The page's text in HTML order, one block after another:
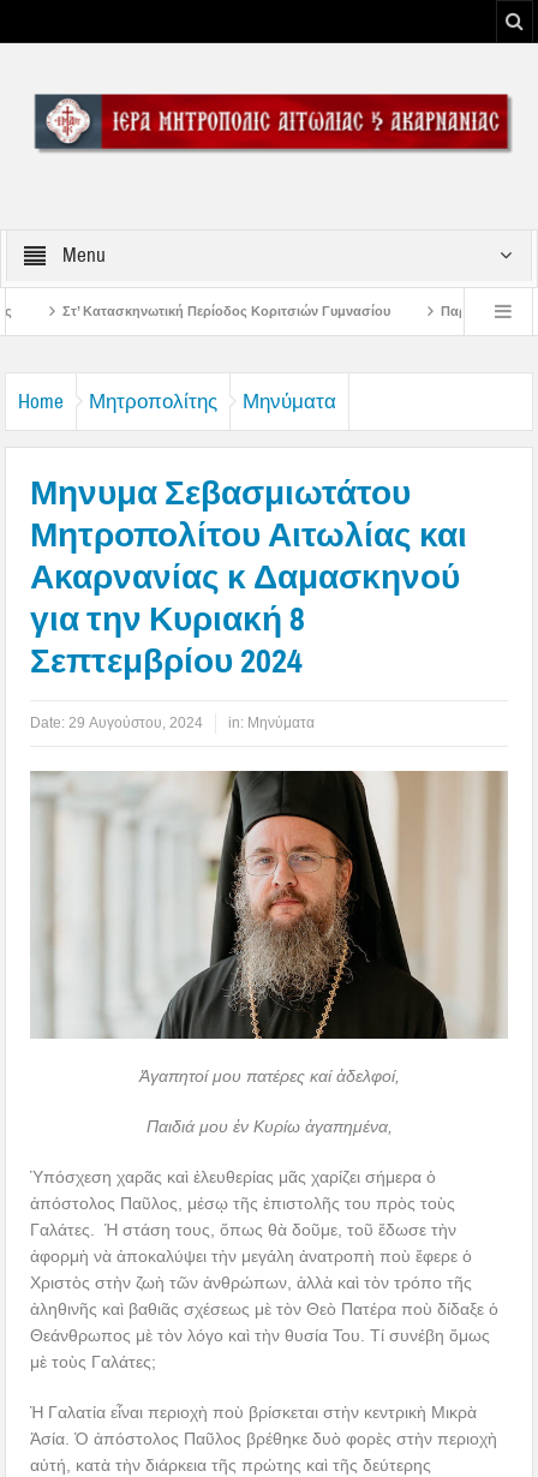
Menu
Περίοδος Κοριτσιών Γυμνασίου Παρακλήσεις πρώτης εβδομάδος
Home Μητροπολίτης Μηνύματα
Μηνυμα Σεβασμιωτάτου
Μητροπολίτου Αιτωλίας και
Ακαρνανίας κ Δαμασκηνού
για την Κυριακή 8
Σεπτεμβρίου 2024
Date: 29 Αυγούστου, 2024 in: Μηνύματα
Ἀγαπητοί μου πατέρες καί ἀδελφοί,
Παιδιά μου ἐν Κυρίω ἀγαπημένα,
Ὑπόσχεση χαρᾶς καὶ ἐλευθερίας μᾶς χαρίζει σήμερα ὁ
ἀπόστολος Παῦλος, μέσῳ τῆς ἐπιστολῆς του πρὸς τοὺς
Γαλάτες. Ἡ στάση τους, ὅπως θὰ δοῦμε, τοῦ ἔδωσε τὴν
ἀφορμὴ νὰ ἀποκαλύψει τὴν μεγάλη ἀνατροπὴ ποὺ ἔφερε ὁ
Χριστὸς στὴν ζωὴ τῶν ἀνθρώπων, ἀλλὰ καὶ τὸν τρόπο τῆς
ἀληθινῆς καὶ βαθιᾶς σχέσεως μὲ τὸν Θεὸ Πατέρα ποὺ δίδαξε ὁ
Θεάνθρωπος μὲ τὸν λόγο καὶ τὴν θυσία Του. Τί συνέβη ὅμως
μὲ τοὺς Γαλάτες;
Ἡ Γαλατία εἶναι περιοχὴ ποὺ βρίσκεται στὴν κεντρικὴ Μικρὰ
Ἀσία. Ὁ ἀπόστολος Παῦλος βρέθηκε δυὸ φορὲς στὴν περιοχὴ
αὐτή, κατὰ τὴν διάρκεια τῆς πρώτης καὶ τῆς δεύτερης